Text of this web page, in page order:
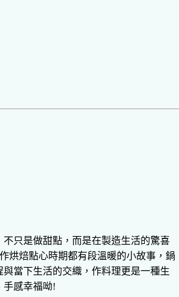
只是做甜點，而是在製造生活的驚喜
烘焙點心時期都有段溫暖的小故事，鍋
當下生活的交織，作料理更是一種生
手感幸福呦!